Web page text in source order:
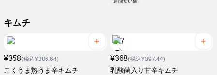
月間安い値
キムチ
¥358(税込¥386.64)
こくうま熟うま辛キムチ
¥368(税込¥397.44)
乳酸菌入り甘辛キムチ